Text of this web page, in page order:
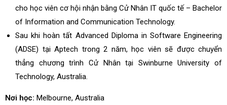
cho học viên cơ hội nhận bằng Cử Nhân IT quốc tế – Bachelor
of Information and Communication Technology.
Sau khi hoàn tất Advanced Diploma in Software Engineering
(ADSE) tại Aptech trong 2 năm, học viên sẽ được chuyển
thẳng chương trình Cử Nhân tại Swinburne University of
Technology, Australia.
Nơi học: Melbourne, Australia